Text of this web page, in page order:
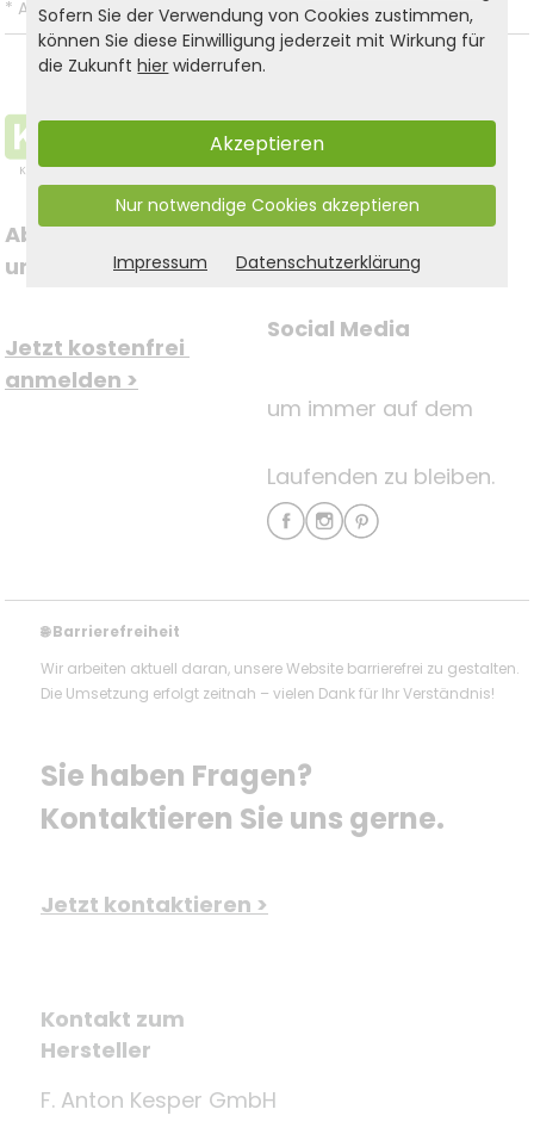
* Alle Preise inkl. gesetzl. MwSt. und zzgl.Versandkosten.
Abonnieren Sie jetzt
unseren Newsletter
Jetzt kostenfrei
anmelden >
Folgen Sie uns auf
Social Media
um immer auf dem
Laufenden zu bleiben.
🌐Barrierefreiheit
Wir arbeiten aktuell daran, unsere Website barrierefrei zu gestalten.
Die Umsetzung erfolgt zeitnah – vielen Dank für Ihr Verständnis!
Sie haben Fragen?
Kontaktieren Sie uns gerne.
Jetzt kontaktieren >
Kontakt zum
Hersteller
F. Anton Kesper GmbH
Sofern Sie der Verwendung von Cookies zustimmen,
können Sie diese Einwilligung jederzeit mit Wirkung für
die Zukunfthier widerrufen.
Akzeptieren
Nur notwendige Cookies akzeptieren
Impressum Datenschutzerklärung